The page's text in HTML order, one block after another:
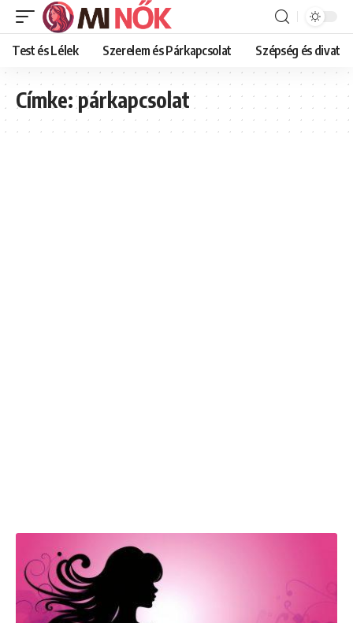
Test és Lélek Szerelem és Párkapcsolat Szépség és divat
Címke:párkapcsolat